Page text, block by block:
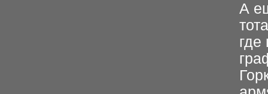
А
где